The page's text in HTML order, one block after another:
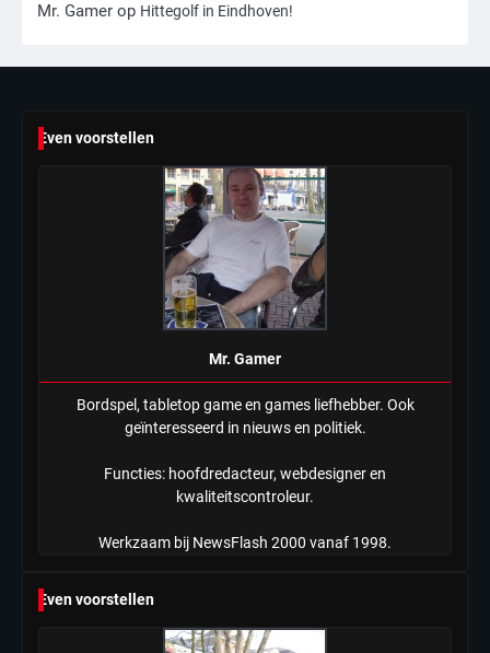
Israël doodt hoogste Hezbollah-leider
meerdere omwonenden
Mr. Gamer
6
Tilburgse wethouder: ‘Alle vertrouwen
in nieuwe aanpak van begeleiding
kwetsbare inwoners door Siem,
ondanks onrust’
Mr. Gamer
Mr. Gamer op Hittegolf in Eindhoven!
Even voorstellen
Mr. Gamer
Bordspel, tabletop game en games liefhebber. Ook
geïnteresseerd in nieuws en politiek.
Functies: hoofdredacteur, webdesigner en
kwaliteitscontroleur.
Werkzaam bij NewsFlash 2000 vanaf 1998.
Even voorstellen